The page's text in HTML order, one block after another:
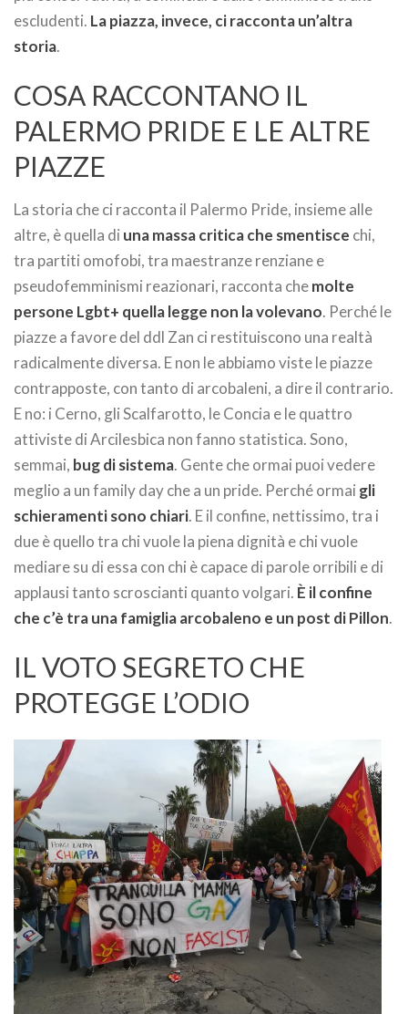
escludenti. La piazza, invece, ci racconta un’altra
storia.
COSA RACCONTANO IL
PALERMO PRIDE E LE ALTRE
PIAZZE
La storia che ci racconta il Palermo Pride, insieme alle
altre, è quella di una massa critica che smentisce chi,
tra partiti omofobi, tra maestranze renziane e
pseudofemminismi reazionari, racconta chemolte
persone Lgbt+ quella legge non la volevano. Perché le
piazze a favore del ddl Zan ci restituiscono una realtà
radicalmente diversa. E non le abbiamo viste le piazze
contrapposte, con tanto di arcobaleni, a dire il contrario.
E no: i Cerno, gli Scalfarotto, le Concia e le quattro
attiviste di Arcilesbica non fanno statistica. Sono,
semmai, bug di sistema. Gente che ormai puoi vedere
meglio a un family day che a un pride. Perché ormai gli
schieramenti sono chiari. E il confine, nettissimo, tra i
due è quello tra chi vuole la piena dignità e chi vuole
mediare su di essa con chi è capace di parole orribili e di
applausi tanto scroscianti quanto volgari. È il confine
che c’è tra una famiglia arcobaleno e un post di Pillon.
IL VOTO SEGRETO CHE
PROTEGGE L’ODIO